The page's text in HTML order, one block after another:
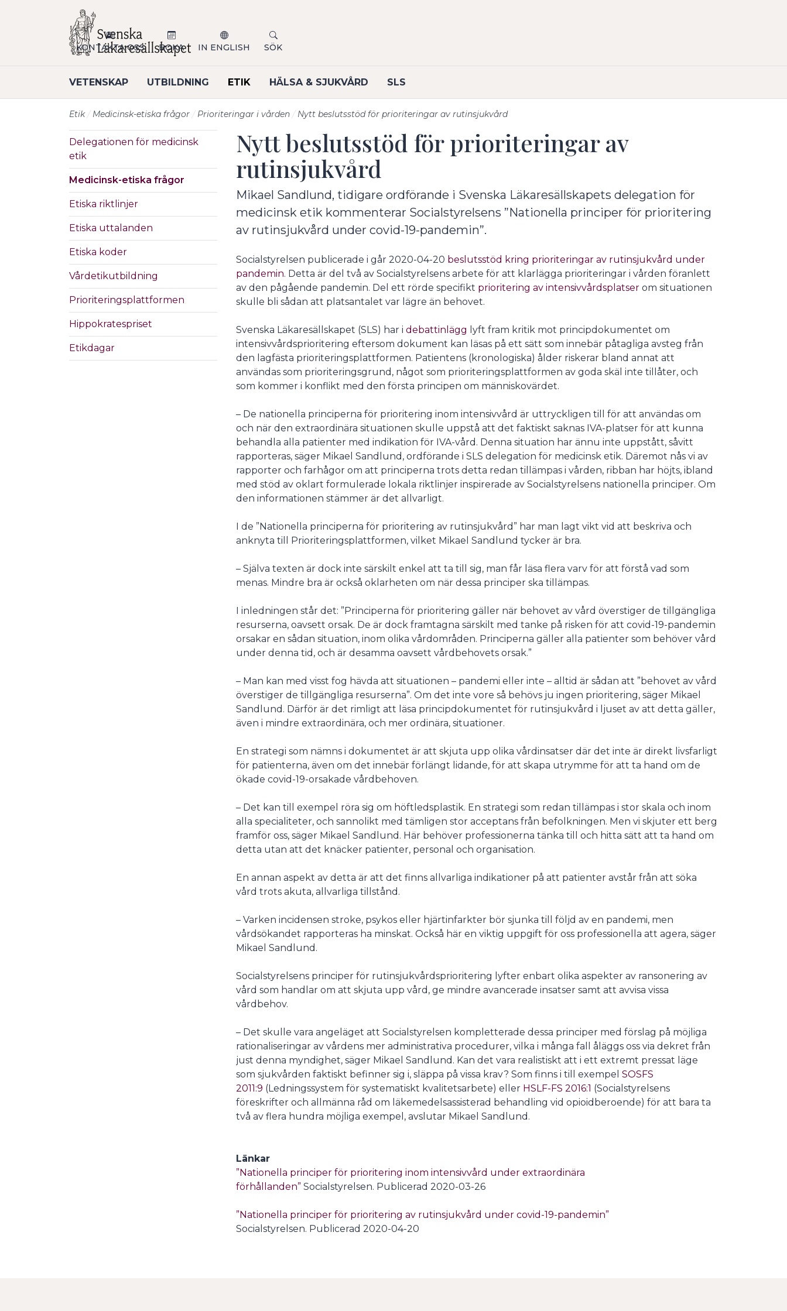
VETENSKAP UTBILDNING ETIK HÄLSA & SJUKVÅRD SLS
KONTAKTA OSS BOKA IN ENGLISH SÖK
Etik Medicinsk-etiska frågor Prioriteringar i vården Nytt beslutsstöd för prioriteringar av rutinsjukvård
Delegationen för medicinsk
etik
Medicinsk-etiska frågor
Etiska riktlinjer
Etiska uttalanden
Etiska koder
Vårdetikutbildning
Prioriteringsplattformen
Hippokratespriset
Etikdagar
Nytt beslutsstöd för prioriteringar av
rutinsjukvård
Mikael Sandlund, tidigare ordförande i Svenska Läkaresällskapets delegation för
medicinsk etik kommenterar Socialstyrelsens ”Nationella principer för prioritering
av rutinsjukvård under covid-19-pandemin”.
Socialstyrelsen publicerade i går 2020-04-20 beslutsstöd kring prioriteringar av rutinsjukvård under
pandemin. Detta är del två av Socialstyrelsens arbete för att klarlägga prioriteringar i vården föranlett
av den pågående pandemin. Del ett rörde specifikt prioritering av intensivvårdsplatser om situationen
skulle bli sådan att platsantalet var lägre än behovet.
Svenska Läkaresällskapet (SLS) har i debattinlägg lyft fram kritik mot principdokumentet om
intensivvårdsprioritering eftersom dokument kan läsas på ett sätt som innebär påtagliga avsteg från
den lagfästa prioriteringsplattformen. Patientens (kronologiska) ålder riskerar bland annat att
användas som prioriteringsgrund, något som prioriteringsplattformen av goda skäl inte tillåter, och
som kommer i konflikt med den första principen om människovärdet.
– De nationella principerna för prioritering inom intensivvård är uttryckligen till för att användas om
och när den extraordinära situationen skulle uppstå att det faktiskt saknas IVA-platser för att kunna
behandla alla patienter med indikation för IVA-vård. Denna situation har ännu inte uppstått, såvitt
rapporteras, säger Mikael Sandlund, ordförande i SLS delegation för medicinsk etik. Däremot nås vi av
rapporter och farhågor om att principerna trots detta redan tillämpas i vården, ribban har höjts, ibland
med stöd av oklart formulerade lokala riktlinjer inspirerade av Socialstyrelsens nationella principer. Om
den informationen stämmer är det allvarligt.
I de ”Nationella principerna för prioritering av rutinsjukvård” har man lagt vikt vid att beskriva och
anknyta till Prioriteringsplattformen, vilket Mikael Sandlund tycker är bra.
– Själva texten är dock inte särskilt enkel att ta till sig, man får läsa flera varv för att förstå vad som
menas. Mindre bra är också oklarheten om när dessa principer ska tillämpas.
I inledningen står det: ”Principerna för prioritering gäller när behovet av vård överstiger de tillgängliga
resurserna, oavsett orsak. De är dock framtagna särskilt med tanke på risken för att covid-19-pandemin
orsakar en sådan situation, inom olika vårdområden. Principerna gäller alla patienter som behöver vård
under denna tid, och är desamma oavsett vårdbehovets orsak.”
– Man kan med visst fog hävda att situationen – pandemi eller inte – alltid är sådan att ”behovet av vård
överstiger de tillgängliga resurserna”. Om det inte vore så behövs ju ingen prioritering, säger Mikael
Sandlund. Därför är det rimligt att läsa principdokumentet för rutinsjukvård i ljuset av att detta gäller,
även i mindre extraordinära, och mer ordinära, situationer.
En strategi som nämns i dokumentet är att skjuta upp olika vårdinsatser där det inte är direkt livsfarligt
för patienterna, även om det innebär förlängt lidande, för att skapa utrymme för att ta hand om de
ökade covid-19-orsakade vårdbehoven.
– Det kan till exempel röra sig om höftledsplastik. En strategi som redan tillämpas i stor skala och inom
alla specialiteter, och sannolikt med tämligen stor acceptans från befolkningen. Men vi skjuter ett berg
framför oss, säger Mikael Sandlund. Här behöver professionerna tänka till och hitta sätt att ta hand om
detta utan att det knäcker patienter, personal och organisation.
En annan aspekt av detta är att det finns allvarliga indikationer på att patienter avstår från att söka
vård trots akuta, allvarliga tillstånd.
– Varken incidensen stroke, psykos eller hjärtinfarkter bör sjunka till följd av en pandemi, men
vårdsökandet rapporteras ha minskat. Också här en viktig uppgift för oss professionella att agera, säger
Mikael Sandlund.
Socialstyrelsens principer för rutinsjukvårdsprioritering lyfter enbart olika aspekter av ransonering av
vård som handlar om att skjuta upp vård, ge mindre avancerade insatser samt att avvisa vissa
vårdbehov.
– Det skulle vara angeläget att Socialstyrelsen kompletterade dessa principer med förslag på möjliga
rationaliseringar av vårdens mer administrativa procedurer, vilka i många fall åläggs oss via dekret från
just denna myndighet, säger Mikael Sandlund. Kan det vara realistiskt att i ett extremt pressat läge
som sjukvården faktiskt befinner sig i, släppa på vissa krav? Som finns i till exempel SOSFS
2011:9 (Ledningssystem för systematiskt kvalitetsarbete) eller HSLF-FS 2016:1 (Socialstyrelsens
föreskrifter och allmänna råd om läkemedelsassisterad behandling vid opioidberoende) för att bara ta
två av flera hundra möjliga exempel, avslutar Mikael Sandlund.
Länkar
”Nationella principer för prioritering inom intensivvård under extraordinära
förhållanden” Socialstyrelsen. Publicerad 2020-03-26
”Nationella principer för prioritering av rutinsjukvård under covid-19-pandemin”
Socialstyrelsen. Publicerad 2020-04-20